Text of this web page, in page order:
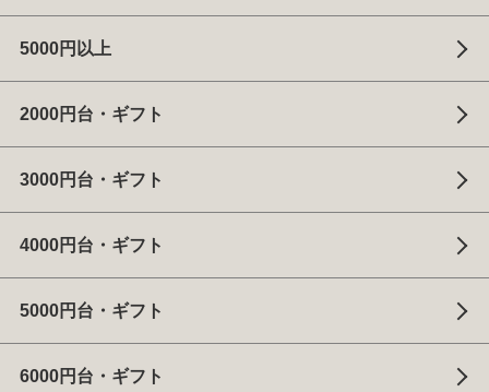
5000円以上
2000円台・ギフト
3000円台・ギフト
4000円台・ギフト
5000円台・ギフト
6000円台・ギフト